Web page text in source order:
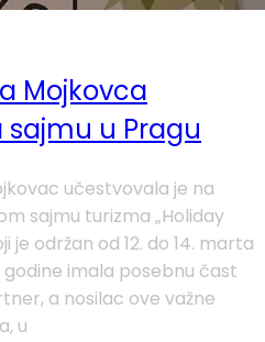
Mojkovca
u Pragu
učestvovala je na
sajmu turizma „Holiday
je održan od 12. do 14. marta
godine imala posebnu čast
a nosilac ove važne
u